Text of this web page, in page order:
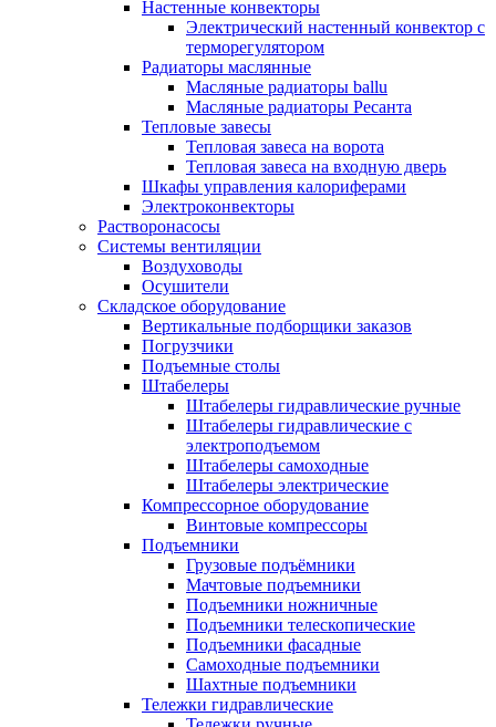
Настенные конвекторы
Электрический настенный конвектор с
терморегулятором
Радиаторы маслянные
Масляные радиаторы ballu
Масляные радиаторы Ресанта
Тепловые завесы
Тепловая завеса на ворота
Тепловая завеса на входную дверь
Шкафы управления калориферами
Электроконвекторы
Растворонасосы
Системы вентиляции
Воздуховоды
Осушители
Складское оборудование
Вертикальные подборщики заказов
Погрузчики
Подъемные столы
Штабелеры
Штабелеры гидравлические ручные
Штабелеры гидравлические с
электроподъемом
Штабелеры самоходные
Штабелеры электрические
Компрессорное оборудование
Винтовые компрессоры
Подъемники
Грузовые подъёмники
Мачтовые подъемники
Подъемники ножничные
Подъемники телескопические
Подъемники фасадные
Самоходные подъемники
Шахтные подъемники
Тележки гидравлические